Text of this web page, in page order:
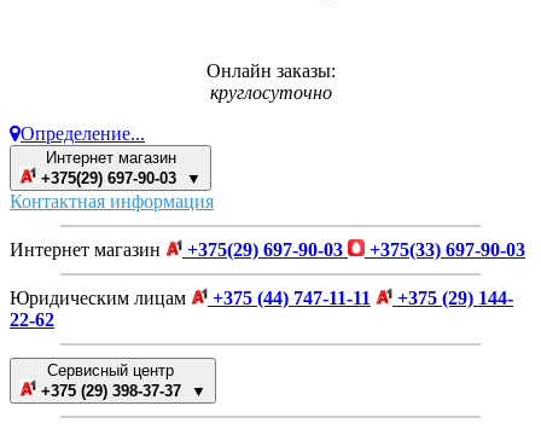
Онлайн заказы:
круглосуточно
Определение...
Интернет магазин
+375(29) 697-90-03 ▼
Контактная информация
Интернет магазин +375(29) 697-90-03 +375(33) 697-90-03
Юридическим лицам +375 (44) 747-11-11
+375 (29) 144-
22-62
Сервисный центр
+375 (29) 398-37-37 ▼